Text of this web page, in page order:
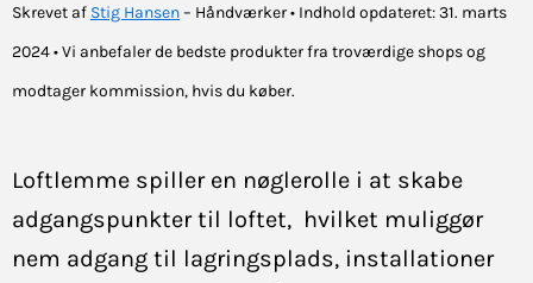
Skrevet af Stig Hansen– Håndværker • Indhold opdateret: 31. marts
2024 • Vi anbefaler de bedste produkter fra troværdige shops og
modtager kommission, hvis du køber.
Loftlemme spiller en nøglerolle i at skabe
adgangspunkter til loftet, hvilket muliggør
nem adgang til lagringsplads, installationer